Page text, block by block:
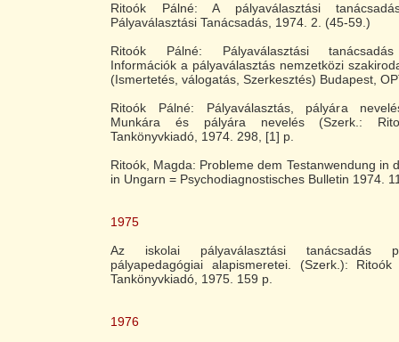
Ritoók Pálné: A pályaválasztási
Pályaválasztási Tanácsadás, 1974. 2. (45-59.)
Ritoók Pálné: Pályaválasztási tanácsadás
Információk a pályaválasztás nemzetközi
(Ismertetés, válogatás, Szerkesztés) Budapest,
Ritoók Pálné: Pályaválasztás, pályára
Munkára és pályára nevelés (Szerk.:
Tankönyvkiadó, 1974. 298, [1] p.
Ritoók, Magda: Probleme dem Testanwendung in
in Ungarn = Psychodiagnostisches Bulletin 1974.
1975
Az iskolai pályaválasztási tanácsadás
pályapedagógiai alapismeretei. (Szerk.):
Tankönyvkiadó, 1975. 159 p.
1976